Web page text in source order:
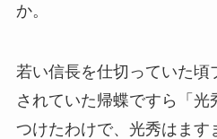
か。
若い信長を仕切っていた頃
されていた帰蝶ですら「光
つけたわけで、光秀はます